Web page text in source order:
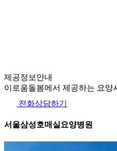
제공정보안내
이로움돌봄에서 제공하는 요양
전화상담하기
서울삼성호매실요양병원